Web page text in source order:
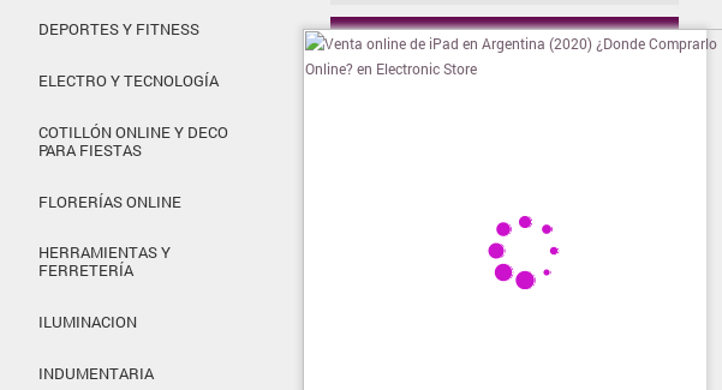
DEPORTES Y FITNESS
ELECTRO Y TECNOLOGÍA
COTILLÓN ONLINE Y DECO
PARA FIESTAS
FLORERÍAS ONLINE
HERRAMIENTAS Y
FERRETERÍA
ILUMINACION
INDUMENTARIA
» Visitar tienda